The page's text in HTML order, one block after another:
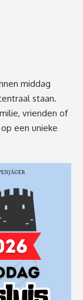
middag
staan.
vrienden of
een unieke